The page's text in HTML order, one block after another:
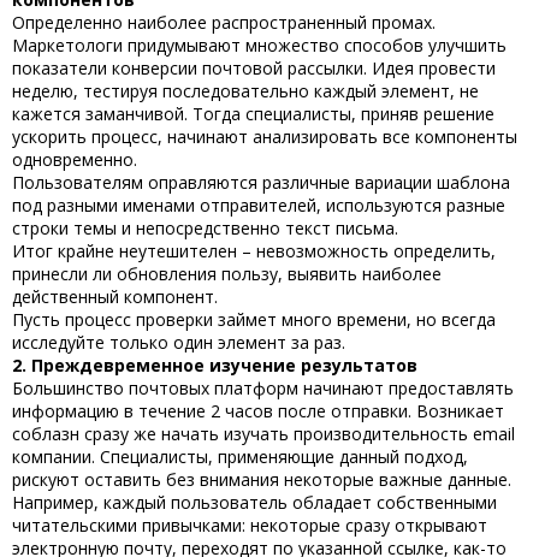
Определенно наиболее распространенный промах.
Маркетологи придумывают множество способов улучшить
показатели конверсии почтовой рассылки. Идея провести
неделю, тестируя последовательно каждый элемент, не
кажется заманчивой. Тогда специалисты, приняв решение
ускорить процесс, начинают анализировать все компоненты
одновременно.
Пользователям оправляются различные вариации шаблона
под разными именами отправителей, используются разные
строки темы и непосредственно текст письма.
Итог крайне неутешителен – невозможность определить,
принесли ли обновления пользу, выявить наиболее
действенный компонент.
Пусть процесс проверки займет много времени, но всегда
исследуйте только один элемент за раз.
2. Преждевременное изучение результатов
Большинство почтовых платформ начинают предоставлять
информацию в течение 2 часов после отправки. Возникает
соблазн сразу же начать изучать производительность email
компании. Специалисты, применяющие данный подход,
рискуют оставить без внимания некоторые важные данные.
Например, каждый пользователь обладает собственными
читательскими привычками: некоторые сразу открывают
электронную почту, переходят по указанной ссылке, как-то